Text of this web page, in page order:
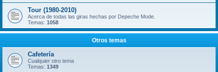
Tour (1980-2010)
Acerca de todas las giras hechas por Depeche Mode.
Temas: 1058
Otros temas
Cafetería
Cualquier otro tema
Temas: 1349